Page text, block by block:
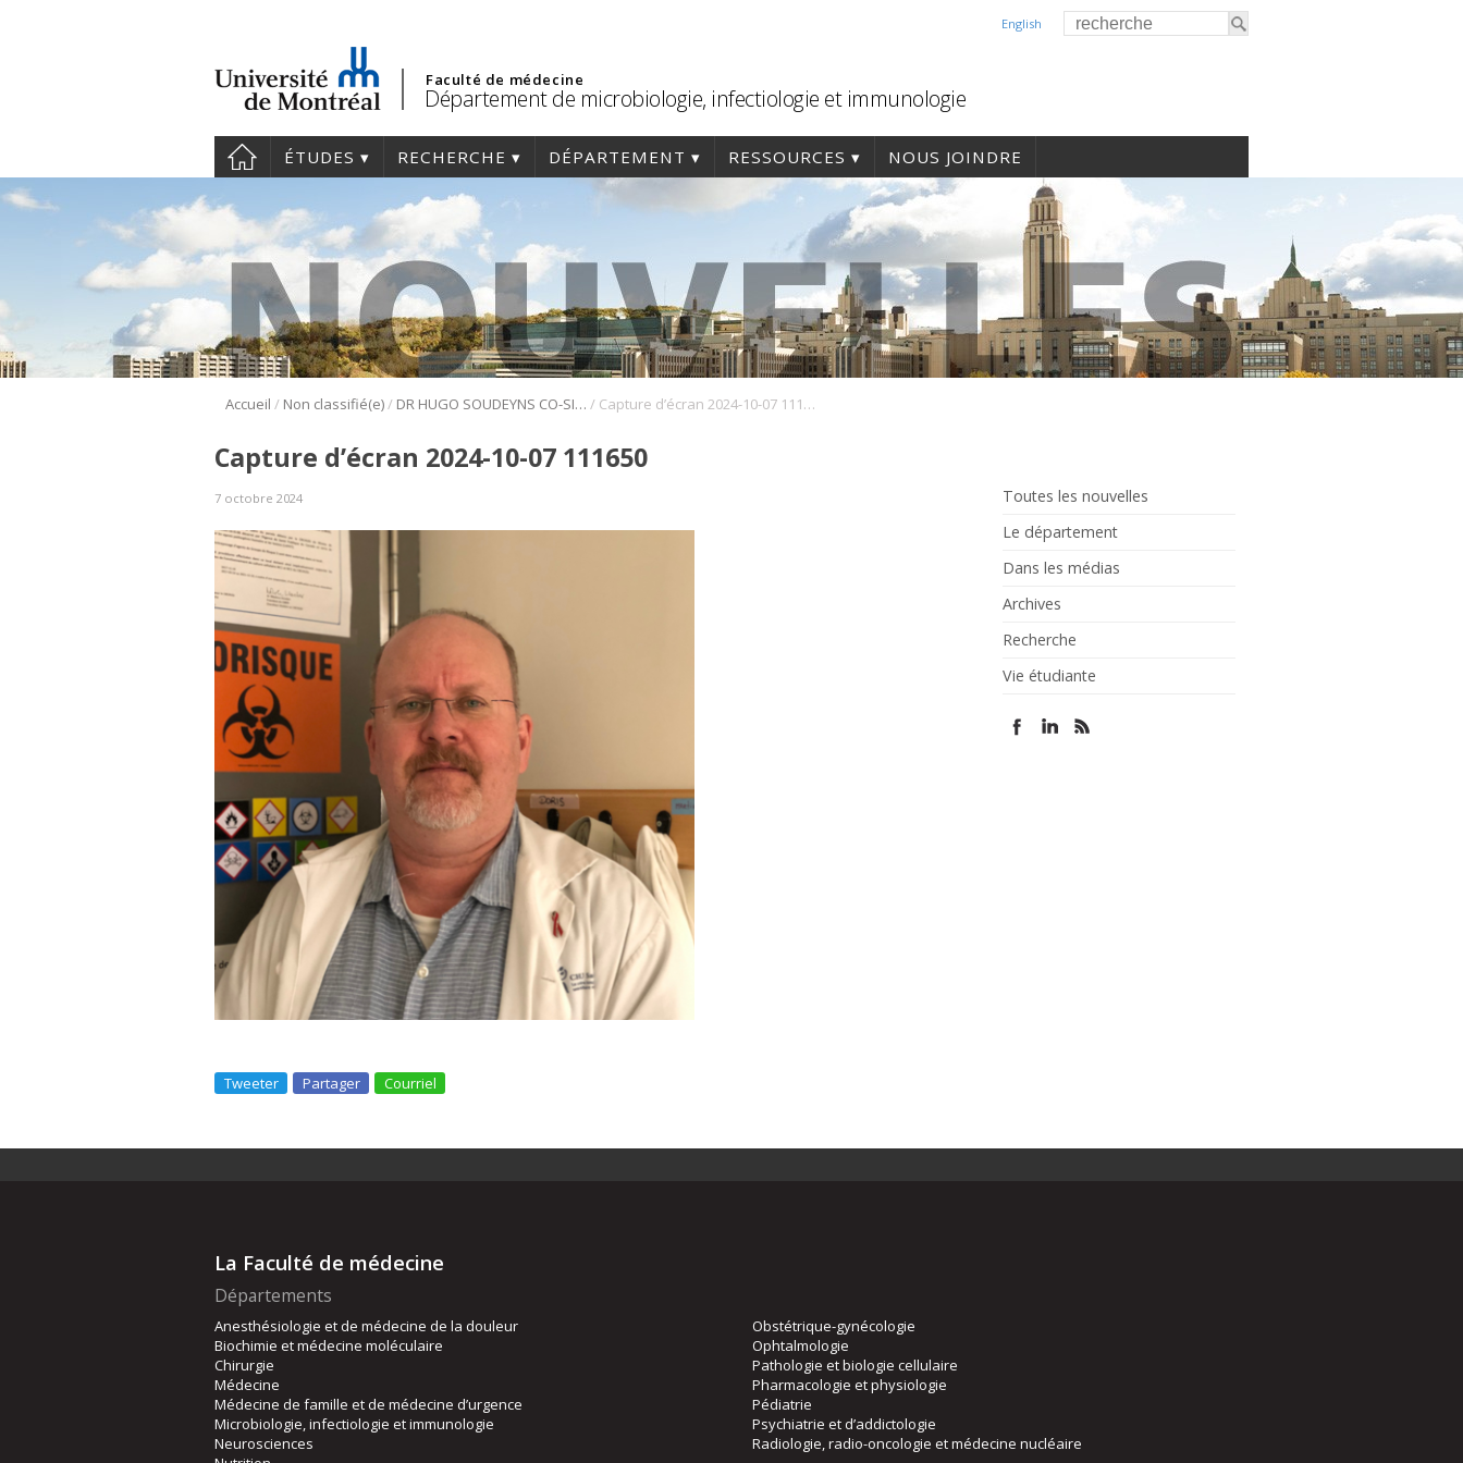
English
Faculté de médecine
Département de microbiologie, infectiologie et immunologie
ÉTUDES RECHERCHE DÉPARTEMENT RESSOURCES NOUS JOINDRE
Accueil / Non classifié(e)/ DR HUGO SOUDEYNS CO-SIGNE UNE ÉTUDE PUBLIÉE DANS LA PRESTIGIEUSE REVUE NATURE IMMUNOLOGY / Capture d’écran 2024-10-07 111650
Toutes les nouvelles
Le département
Dans les médias
Archives
Recherche
Vie étudiante
Capture d’écran 2024-10-07 111650
7 octobre 2024
Tweeter Partager Courriel
La Faculté de médecine
Départements
Anesthésiologie et de médecine de la douleur
Biochimie et médecine moléculaire
Chirurgie
Médecine
Médecine de famille et de médecine d’urgence
Microbiologie, infectiologie et immunologie
Neurosciences
Obstétrique-gynécologie
Ophtalmologie
Pathologie et biologie cellulaire
Pharmacologie et physiologie
Pédiatrie
Psychiatrie et d’addictologie
Radiologie, radio-oncologie et médecine nucléaire